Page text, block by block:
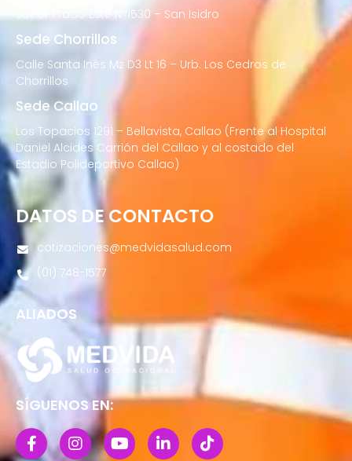
Javier Prado Este N°1530 – San Isidro
Sede Chorrillos
Calle Santa Inés Mz D3 Lt 16 – Urb. Los Cedros de
Chorrillos
Sede Callao
Los Topacios 1291 – Bellavista, Callao (Frente al Hospital
Daniel Alcides Carrión del Callao y al costado del
Estadio Polideportivo Callao)
DATOS DE CONTACTO
cotizaciones@medvidasalud.com
(01) 748-1577
ALIADOS
SÍGUENOS EN: